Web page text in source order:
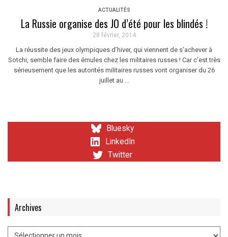
ACTUALITÉS
La Russie organise des JO d’été pour les blindés !
28 février, 2014
La réussite des jeux olympiques d’hiver, qui viennent de s’achever à
Sotchi, semble faire des émules chez les militaires russes ! Car c’est très
sérieusement que les autorités militaires russes vont organiser du 26
juillet au ...
Bluesky
LinkedIn
Twitter
Archives